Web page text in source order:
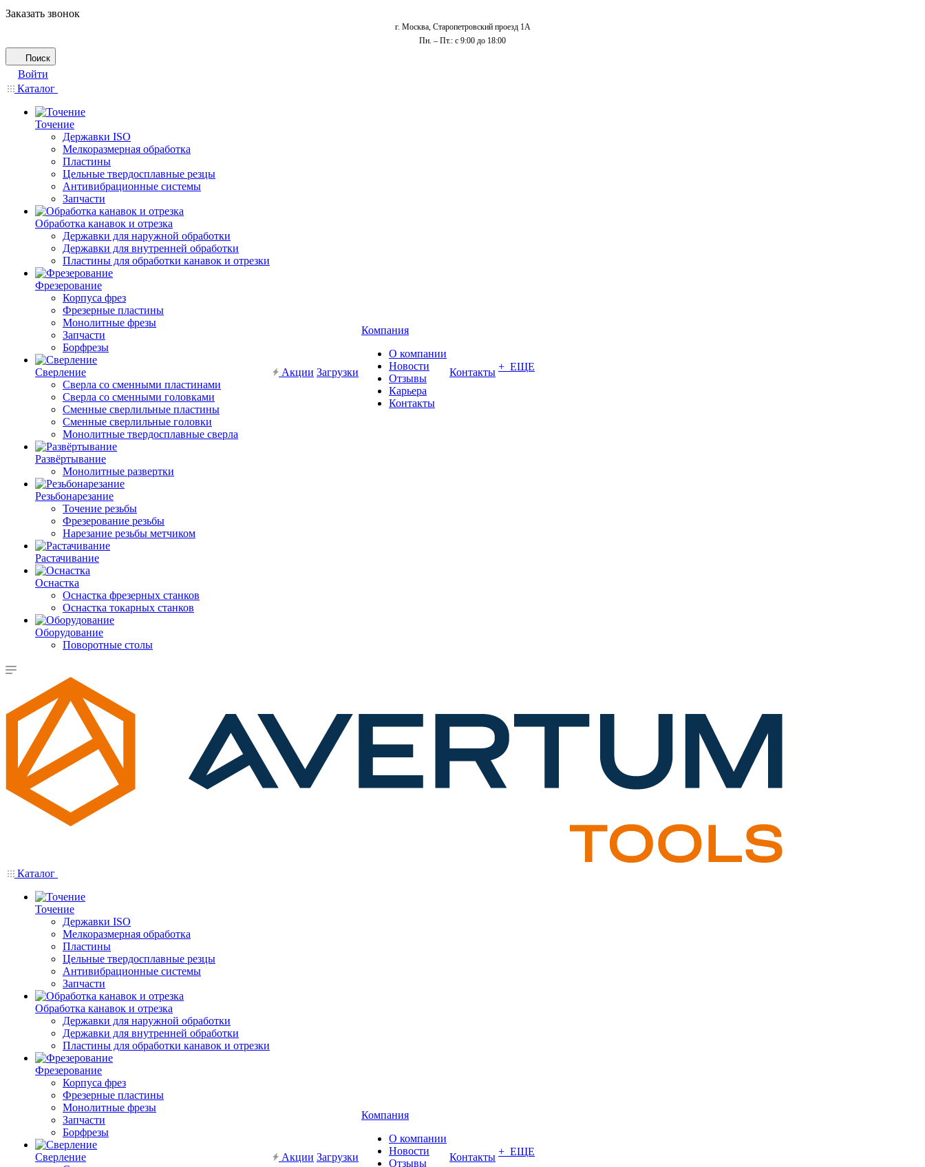
Заказать звонок
г. Москва, Старопетровский проезд 1А
Пн. – Пт.: с 9:00 до 18:00
Поиск
Войти
Каталог
Точение
Державки ISO
Мелкоразмерная обработка
Пластины
Цельные твердосплавные резцы
Антивибрационные системы
Запчасти
Обработка канавок и отрезка
Державки для наружной обработки
Державки для внутренней обработки
Пластины для обработки канавок и отрезки
Фрезерование
Корпуса фрез
Фрезерные пластины
Монолитные фрезы
Запчасти
Борфрезы
Сверление
Сверла со сменными пластинами
Сверла со сменными головками
Сменные сверлильные пластины
Сменные сверлильные головки
Монолитные твердосплавные сверла
Развёртывание
Монолитные развертки
Резьбонарезание
Точение резьбы
Фрезерование резьбы
Нарезание резьбы метчиком
Растачивание
Оснастка
Оснастка фрезерных станков
Оснастка токарных станков
Оборудование
Поворотные столы
Акции Загрузки
Компания
О компании
Новости
Отзывы
Карьера
Контакты
Контакты + ЕЩЕ
Каталог
Точение
Державки ISO
Мелкоразмерная обработка
Пластины
Цельные твердосплавные резцы
Антивибрационные системы
Запчасти
Обработка канавок и отрезка
Державки для наружной обработки
Державки для внутренней обработки
Пластины для обработки канавок и отрезки
Фрезерование
Корпуса фрез
Фрезерные пластины
Монолитные фрезы
Запчасти
Борфрезы
Сверление
Акции Загрузки
Компания
О компании
Новости
Отзывы
Контакты + ЕЩЕ